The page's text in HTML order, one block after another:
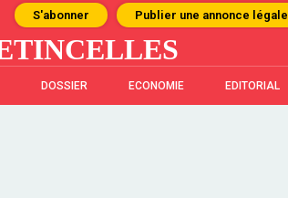
S'abonner Publier une annonce légale
DOSSIER ECONOMIE EDITORIAL